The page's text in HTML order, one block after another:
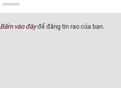
NĂM SẢN XUẤT
Tất cả
XUẤT XỨ
Bấm vào đâyđể đăng tin rao của bạn.